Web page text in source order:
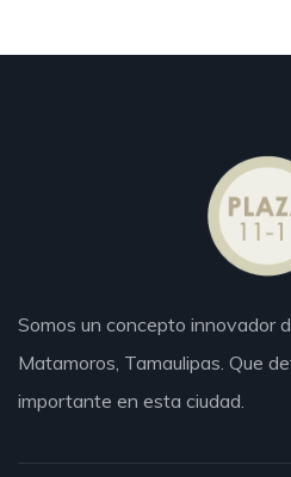
Somos un concepto innovador
Matamoros, Tamaulipas. Que
importante en esta ciudad.